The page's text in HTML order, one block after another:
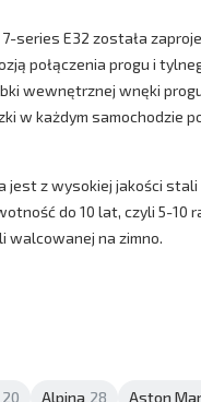
series E32 została
połączenia progu i
wewnętrznej wnęki
w każdym samochodzie
jest z wysokiej jakości
do 10 lat, czyli 5-10
walcowanej na zimno.
20 Alpina 28 Aston